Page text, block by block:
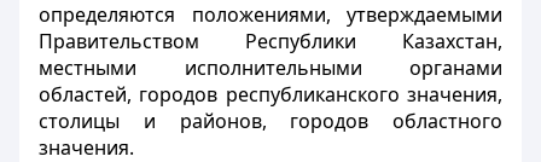
определяются положениями, утверждаемыми
Правительством Республики Казахстан,
местными исполнительными органами
областей, городов республиканского значения,
столицы и районов, городов областного
значения.